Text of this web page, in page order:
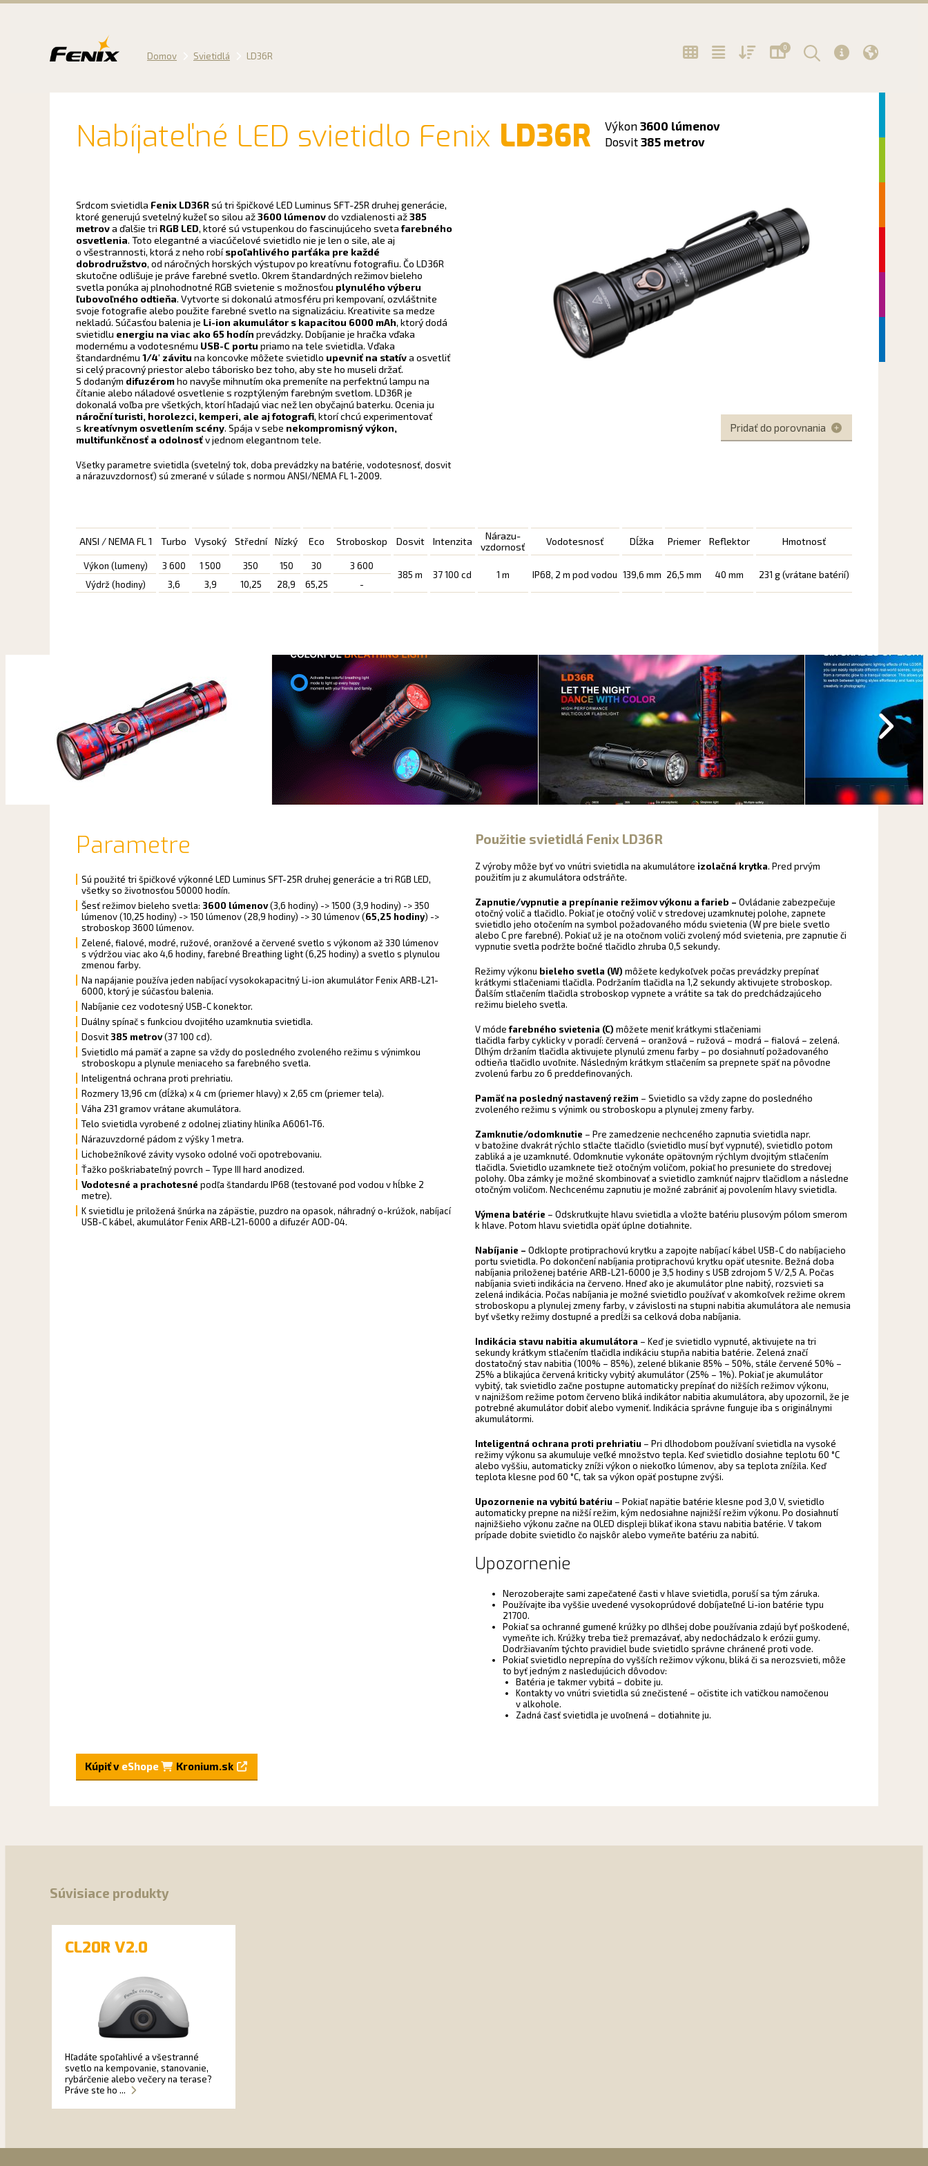
0
Domov Svietidlá LD36R
Nabíjateľné LED svietidlo Fenix LD36R Výkon 3600 lúmenov
Dosvit 385 metrov
Pridať do porovnania
Srdcom svietidla Fenix LD36Rsú tri špičkové LED Luminus SFT-25R druhej generácie,
ktoré generujú svetelný kužeľ so silou až3600 lúmenovdo vzdialenosti až385
metrova ďalšie triRGB LED, ktoré sú vstupenkou do fascinujúceho svetafarebného
osvetlenia. Toto elegantné a viacúčelové svietidlo nie je len o sile, ale aj
o všestrannosti, ktorá z neho robíspoľahlivého parťáka pre každé
dobrodružstvo, od náročných horských výstupov po kreatívnu fotografiu. Čo LD36R
skutočne odlišuje je práve farebné svetlo. Okrem štandardných režimov bieleho
svetla ponúka aj plnohodnotné RGB svietenie s možnosťou plynulého výberu
ľubovoľného odtieňa. Vytvorte si dokonalú atmosféru pri kempovaní, ozvláštnite
svoje fotografie alebo použite farebné svetlo na signalizáciu. Kreativite sa medze
nekladú. Súčasťou balenia je Li-ion akumulátor s kapacitou 6000 mAh, ktorý dodá
svietidlu energiu na viac ako 65 hodín prevádzky. Dobíjanie je hračka vďaka
modernému a vodotesnému USB-C portu priamo na tele svietidla. Vďaka
štandardnému1/4′ závitu na koncovke môžete svietidlo upevniť na statíva osvetliť
si celý pracovný priestor alebo táborisko bez toho, aby ste ho museli držať.
S dodaným difuzéromho navyše mihnutím oka premeníte na perfektnú lampu na
čítanie alebo náladové osvetlenie s rozptýleným farebným svetlom. LD36R je
dokonalá voľba pre všetkých, ktorí hľadajú viac než len obyčajnú baterku. Ocenia ju
nároční turisti, horolezci, kemperi, ale aj fotografi, ktorí chcú experimentovať
s kreatívnym osvetlením scény. Spája v sebe nekompromisný výkon,
multifunkčnosť a odolnosťv jednom elegantnom tele.
Všetky parametre svietidla (svetelný tok, doba prevádzky na batérie, vodotesnosť, dosvit
a nárazuvzdornosť) sú zmerané v súlade s normou ANSI/NEMA FL 1-2009.
ANSI / NEMA FL 1 Turbo Vysoký Střední Nízký Eco Stroboskop Dosvit Intenzita
Nárazu-
vzdornosť
Vodotesnosť Dĺžka Priemer Reflektor Hmotnosť
Výkon (lumeny) 3 600 1 500 350 150 30
3 600
385 m
37 100 cd 1 m IP68, 2 m pod vodou 139,6 mm 26,5 mm 40 mm
231 g (vrátane batérií)
Výdrž (hodiny)
3,6 3,9 10,25 28,9 65,25 -
Parametre
Sú použité tri špičkové výkonné LED Luminus SFT-25R druhej generácie a tri RGB LED,
všetky so životnosťou 50000 hodín.
Šesť režimov bieleho svetla: 3600 lúmenov(3,6 hodiny) -> 1500 (3,9 hodiny) -> 350
lúmenov (10,25 hodiny) -> 150 lúmenov (28,9 hodiny) -> 30 lúmenov (65,25 hodiny) ->
stroboskop 3600 lúmenov.
Zelené, fialové, modré, ružové, oranžové a červené svetlo s výkonom až 330 lúmenov
s výdržou viac ako 4,6 hodiny, farebné Breathing light (6,25 hodiny) a svetlo s plynulou
zmenou farby.
Na napájanie používa jeden nabíjací vysokokapacitný Li-ion akumulátor Fenix ARB-L21-
6000, ktorý je súčasťou balenia.
Nabíjanie cez vodotesný USB-C konektor.
Duálny spínač s funkciou dvojitého uzamknutia svietidla.
Dosvit 385 metrov(37 100 cd).
Svietidlo má pamäť a zapne sa vždy do posledného zvoleného režimu s výnimkou
stroboskopu a plynule meniaceho sa farebného svetla.
Inteligentná ochrana proti prehriatiu.
Rozmery 13,96 cm (dĺžka) x 4 cm (priemer hlavy) x 2,65 cm (priemer tela).
Váha 231 gramov vrátane akumulátora.
Telo svietidla vyrobené z odolnej zliatiny hliníka A6061-T6.
Nárazuvzdorné pádom z výšky 1 metra.
Lichobežníkové závity vysoko odolné voči opotrebovaniu.
Ťažko poškriabateľný povrch – Type III hard anodized.
Vodotesné a prachotesné podľa štandardu IP68 (testované pod vodou v hĺbke 2
metre).
K svietidlu je priložená šnúrka na zápästie, puzdro na opasok, náhradný o-krúžok, nabíjací
USB-C kábel, akumulátor Fenix ARB-L21-6000 a difuzér AOD-04.
Použitie svietidlá Fenix LD36R
Z výroby môže byť vo vnútri svietidla na akumulátore izolačná krytka. Pred prvým
použitím ju z akumulátora odstráňte.
Zapnutie/vypnutie a prepínanie režimov výkonu a farieb –Ovládanie zabezpečuje
otočný volič a tlačidlo. Pokiaľ je otočný volič v stredovej uzamknutej polohe, zapnete
svietidlo jeho otočením na symbol požadovaného módu svietenia (W pre biele svetlo
alebo C pre farebné). Pokiaľ už je na otočnom voliči zvolený mód svietenia, pre zapnutie či
vypnutie svetla podržte bočné tlačidlo zhruba 0,5 sekundy.
Režimy výkonu bieleho svetla (W) môžete kedykoľvek počas prevádzky prepínať
krátkymi stlačeniami tlačidla. Podržaním tlačidla na 1,2 sekundy aktivujete stroboskop.
Ďalším stlačením tlačidla stroboskop vypnete a vrátite sa tak do predchádzajúceho
režimu bieleho svetla.
V módefarebného svietenia (C) môžete meniť krátkymi stlačeniami
tlačidla farby cyklicky v poradí: červená – oranžová – ružová – modrá – fialová – zelená.
Dlhým držaním tlačidla aktivujete plynulú zmenu farby – po dosiahnutí požadovaného
odtieňa tlačidlo uvoľnite. Následným krátkym stlačením sa prepnete späť na pôvodne
zvolenú farbu zo 6 preddefinovaných.
Pamäť na posledný nastavený režim – Svietidlo sa vždy zapne do posledného
zvoleného režimu s výnimk ou stroboskopu a plynulej zmeny farby.
Zamknutie/odomknutie – Pre zamedzenie nechceného zapnutia svietidla napr.
v batožine dvakrát rýchlo stlačte tlačidlo (svietidlo musí byť vypnuté), svietidlo potom
zabliká a je uzamknuté. Odomknutie vykonáte opätovným rýchlym dvojitým stlačením
tlačidla. Svietidlo uzamknete tiež otočným voličom, pokiaľ ho presuniete do stredovej
polohy. Oba zámky je možné skombinovať a svietidlo zamknúť najprv tlačidlom a následne
otočným voličom. Nechcenému zapnutiu je možné zabrániť aj povolením hlavy svietidla.
Výmena batérie – Odskrutkujte hlavu svietidla a vložte batériu plusovým pólom smerom
k hlave. Potom hlavu svietidla opäť úplne dotiahnite.
Nabíjanie –Odklopte protiprachovú krytku a zapojte nabíjací kábel USB-C do nabíjacieho
portu svietidla. Po dokončení nabíjania protiprachovú krytku opäť utesnite. Bežná doba
nabíjania priloženej batérie ARB-L21-6000 je 3,5 hodiny s USB zdrojom 5 V/2,5 A. Počas
nabíjania svieti indikácia na červeno. Hneď ako je akumulátor plne nabitý, rozsvieti sa
zelená indikácia. Počas nabíjania je možné svietidlo používať v akomkoľvek režime okrem
stroboskopu a plynulej zmeny farby, v závislosti na stupni nabitia akumulátora ale nemusia
byť všetky režimy dostupné a predĺži sa celková doba nabíjania.
Indikácia stavu nabitia akumulátora – Keď je svietidlo vypnuté, aktivujete na tri
sekundy krátkym stlačením tlačidla indikáciu stupňa nabitia batérie. Zelená značí
dostatočný stav nabitia (100% – 85%), zelené blikanie 85% – 50%, stále červené 50% –
25% a blikajúca červená kriticky vybitý akumulátor (25% – 1%). Pokiaľ je akumulátor
vybitý, tak svietidlo začne postupne automaticky prepínať do nižších režimov výkonu,
v najnižšom režime potom červeno bliká indikátor nabitia akumulátora, aby upozornil, že je
potrebné akumulátor dobiť alebo vymeniť. Indikácia správne funguje iba s originálnymi
akumulátormi.
Inteligentná ochrana proti prehriatiu – Pri dlhodobom používaní svietidla na vysoké
režimy výkonu sa akumuluje veľké množstvo tepla. Keď svietidlo dosiahne teplotu 60 °C
alebo vyššiu, automaticky zníži výkon o niekoľko lúmenov, aby sa teplota znížila. Keď
teplota klesne pod 60 °C, tak sa výkon opäť postupne zvýši.
Upozornenie na vybitú batériu – Pokiaľ napätie batérie klesne pod 3,0 V, svietidlo
automaticky prepne na nižší režim, kým nedosiahne najnižší režim výkonu. Po dosiahnutí
najnižšieho výkonu začne na OLED displeji blikať ikona stavu nabitia batérie. V takom
prípade dobite svietidlo čo najskôr alebo vymeňte batériu za nabitú.
Upozornenie
Nerozoberajte sami zapečatené časti v hlave svietidla, poruší sa tým záruka.
Používajte iba vyššie uvedené vysokoprúdové dobíjateľné Li-ion batérie typu
21700.
Pokiaľ sa ochranné gumené krúžky po dlhšej dobe používania zdajú byť poškodené,
vymeňte ich. Krúžky treba tiež premazávať, aby nedochádzalo k erózii gumy.
Dodržiavaním týchto pravidiel bude svietidlo správne chránené proti vode.
Pokiaľ svietidlo neprepína do vyšších režimov výkonu, bliká či sa nerozsvieti, môže
to byť jedným z nasledujúcich dôvodov:
Batéria je takmer vybitá – dobite ju.
Kontakty vo vnútri svietidla sú znečistené – očistite ich vatičkou namočenou
v alkohole.
Zadná časť svietidla je uvoľnená – dotiahnite ju.
Kúpiť v eShope Kronium.sk
Súvisiace produkty
CL20R V2.0
Hľadáte spoľahlivé a všestranné
svetlo na kempovanie, stanovanie,
rybárčenie alebo večery na terase?
Práve ste ho ...